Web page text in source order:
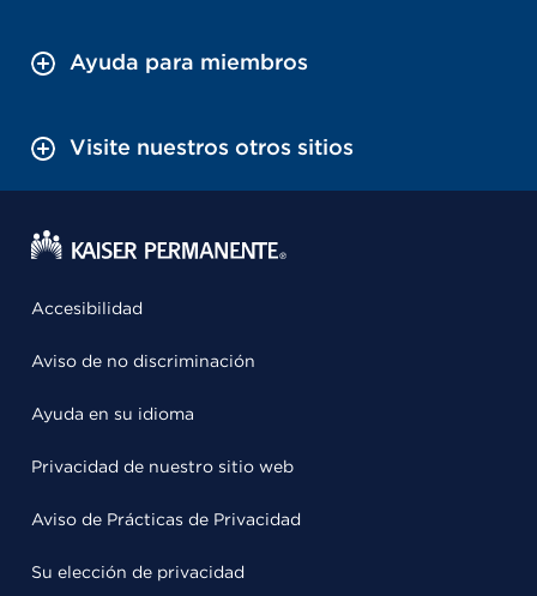
Ayuda para miembros
Visite nuestros otros sitios
Accesibilidad
Aviso de no discriminación
Ayuda en su idioma
Privacidad de nuestro sitio web
Aviso de Prácticas de Privacidad
Su elección de privacidad